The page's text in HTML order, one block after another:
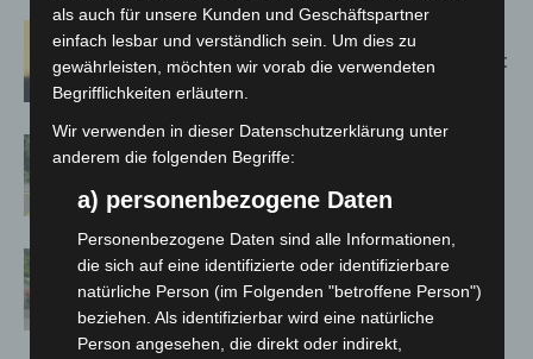
Hannover: Erste Tigermücken-
Population in Niedersachsen entdeckt
Brand im „Haus der Begegnung“ in
Region Hannover: 21 neue
Notfallsanitäter starten beim Roten
Kreuz
als auch für unsere Kunden und Geschäftspartner
einfach lesbar und verständlich sein. Um dies zu
gewährleisten, möchten wir vorab die verwendeten
Begrifflichkeiten erläutern.
Wir verwenden in dieser Datenschutzerklärung unter
anderem die folgenden Begriffe:
a) personenbezogene Daten
Personenbezogene Daten sind alle Informationen,
die sich auf eine identifizierte oder identifizierbare
natürliche Person (im Folgenden "betroffene Person")
beziehen. Als identifizierbar wird eine natürliche
Person angesehen, die direkt oder indirekt,